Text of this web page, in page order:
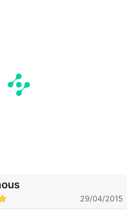
29/04/2015